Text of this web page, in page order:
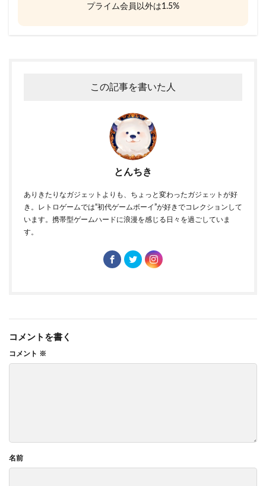
プライム会員以外は1.5%
この記事を書いた人
とんちき
ありきたりなガジェットよりも、ちょっと変わったガジェットが好
き。レトロゲームでは“初代ゲームボーイ”が好きでコレクションして
います。携帯型ゲームハードに浪漫を感じる日々を過ごしていま
す。
コメントを書く
コメント ※
名前